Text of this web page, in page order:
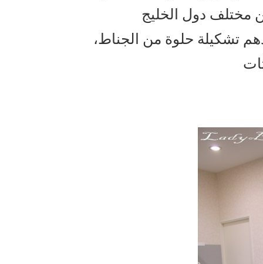
دول الخليج
تشكيلة حلوة من الجناط،